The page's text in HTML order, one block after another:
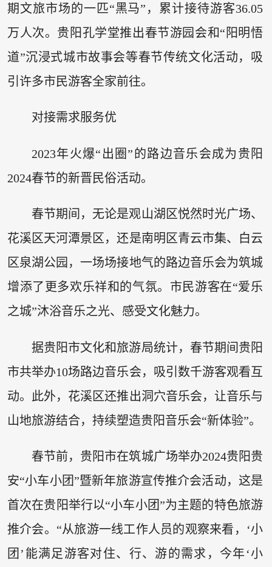
期文旅市场的一匹“黑马”，累计接待游客36.05
万人次。贵阳孔学堂推出春节游园会和“阳明悟
道”沉浸式城市故事会等春节传统文化活动，吸
引许多市民游客全家前往。
对接需求服务优
2023年火爆“出圈”的路边音乐会成为贵阳
2024春节的新晋民俗活动。
春节期间，无论是观山湖区悦然时光广场、
花溪区天河潭景区，还是南明区青云市集、白云
区泉湖公园，一场场接地气的路边音乐会为筑城
增添了更多欢乐祥和的气氛。市民游客在“爱乐
之城”沐浴音乐之光、感受文化魅力。
据贵阳市文化和旅游局统计，春节期间贵阳
市共举办10场路边音乐会，吸引数千游客观看互
动。此外，花溪区还推出洞穴音乐会，让音乐与
山地旅游结合，持续塑造贵阳音乐会“新体验”。
春节前，贵阳市在筑城广场举办2024贵阳贵
安“小车小团”暨新年旅游宣传推介会活动，这是
首次在贵阳举行以“小车小团”为主题的特色旅游
推介会。“从旅游一线工作人员的观察来看，‘小
团’能满足游客对住、行、游的需求，今年‘小